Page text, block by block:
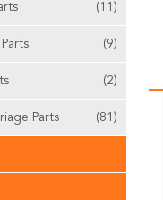
(11)
(9)
(2)
Parts (81)